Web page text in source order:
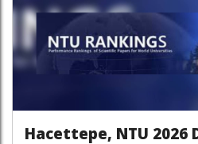
Hacettepe, NTU 2026